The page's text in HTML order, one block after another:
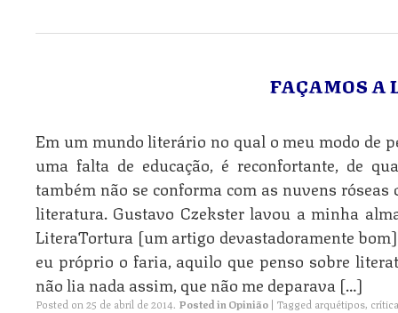
FAÇAMOS A
Em um mundo literário no qual o meu modo de
uma falta de educação, é reconfortante, de
também não se conforma com as nuvens
literatura. Gustavo Czekster lavou a minha
LiteraTortura [um artigo devastadoramente
eu próprio o faria, aquilo que penso sobre
não lia nada assim, que não me deparava […]
Posted on 25 de abril de 2014. Posted in Opinião | Tagged arquétipos, crítica